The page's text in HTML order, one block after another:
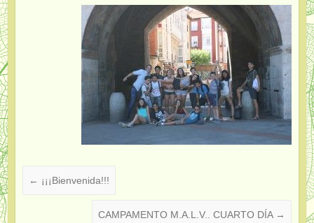
← ¡¡¡Bienvenida!!!
CAMPAMENTO M.A.L.V.. CUARTO DÍA →